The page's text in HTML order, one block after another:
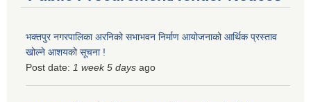
भक्तपुर नगरपालिका अरनिको सभाभवन निर्माण आयोजनाको आर्थिक प्रस्ताव
खोल्ने आशयको सूचना !
Post date: 1 week 5 days ago